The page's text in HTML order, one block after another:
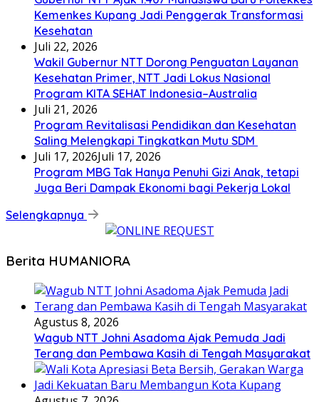
Kemenkes Kupang Jadi Penggerak Transformasi
Kesehatan
Juli 22, 2026
Wakil Gubernur NTT Dorong Penguatan Layanan
Kesehatan Primer, NTT Jadi Lokus Nasional
Program KITA SEHAT Indonesia–Australia
Juli 21, 2026
Program Revitalisasi Pendidikan dan Kesehatan
Saling Melengkapi Tingkatkan Mutu SDM
Juli 17, 2026Juli 17, 2026
Program MBG Tak Hanya Penuhi Gizi Anak, tetapi
Juga Beri Dampak Ekonomi bagi Pekerja Lokal
Selengkapnya
Berita HUMANIORA
Agustus 8, 2026
Wagub NTT Johni Asadoma Ajak Pemuda Jadi
Terang dan Pembawa Kasih di Tengah Masyarakat